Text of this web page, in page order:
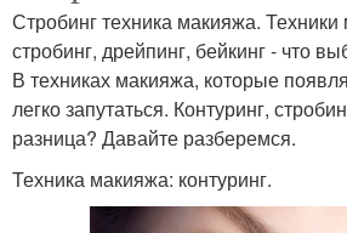
Стробинг техника макияжа. Техники
стробинг, дрейпинг, бейкинг - что
В техниках макияжа, которые
легко запутаться. Контуринг,
разница? Давайте разберемся.
Техника макияжа: контуринг.